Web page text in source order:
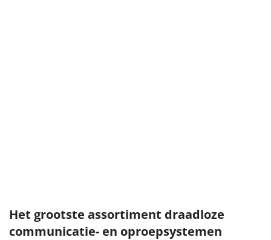
Het grootste assortiment draadloze
communicatie- en oproepsystemen